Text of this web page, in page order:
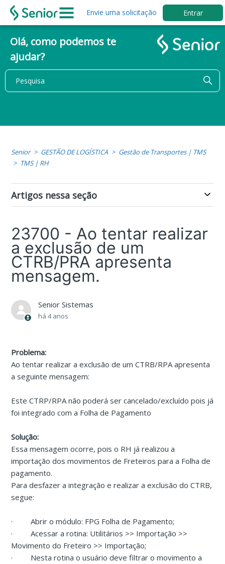
Envie uma solicitação Entrar
Olá, como podemos te
ajudar?
Senior GESTÃO DE LOGÍSTICA
Gestão de Transportes | TMS
TMS | RH
Artigos nessa seção
23700 - Ao tentar realizar
a exclusão de um
CTRB/PRA apresenta
mensagem.
Senior Sistemas
há 4 anos
Problema:
Ao tentar realizar a exclusão de um CTRB/RPA apresenta
a seguinte mensagem:
Este CTRP/RPA não poderá ser cancelado/excluído pois já
foi integrado com a Folha de Pagamento
Solução:
Essa mensagem ocorre, pois o RH já realizou a
importação dos movimentos de Freteiros para a Folha de
pagamento.
Para desfazer a integração e realizar a exclusão do CTRB,
segue:
·
Abrir o módulo: FPG Folha de Pagamento;
·
Acessar a rotina: Utilitários >> Importação >>
Movimento do Freteiro >> Importação;
·
Nesta rotina o usuário deve filtrar o movimento a